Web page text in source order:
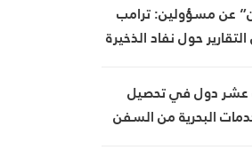
عن مسؤولين: ترامب
حول نفاد الذخيرة
عشر دول في تحصيل
البحرية من السفن